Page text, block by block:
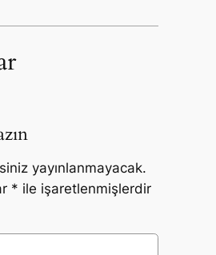
yayınlanmayacak.
* ile işaretlenmişlerdir